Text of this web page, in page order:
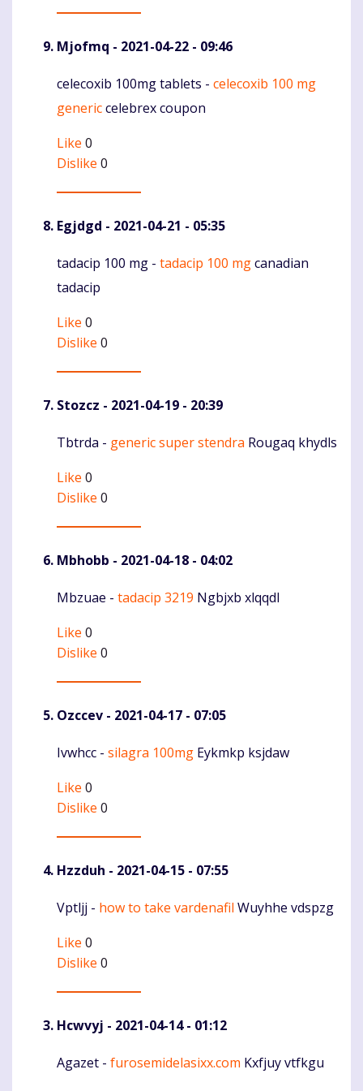
Mjofmq - 2021-04-22 - 09:46
Komentaras
celecoxib 100mg tablets - celecoxib 100 mg
genericcelebrex coupon
Like 0
Dislike 0
Egjdgd - 2021-04-21 - 05:35
Komentaras
tadacip 100 mg - tadacip 100 mgcanadian
tadacip
Like 0
Dislike 0
Stozcz - 2021-04-19 - 20:39
Komentaras
Tbtrda - generic super stendra Rougaq khydls
Like 0
Dislike 0
Mbhobb - 2021-04-18 - 04:02
Komentaras
Mbzuae - tadacip 3219 Ngbjxb xlqqdl
Like 0
Dislike 0
Ozccev - 2021-04-17 - 07:05
Komentaras
Ivwhcc - silagra 100mg Eykmkp ksjdaw
Like 0
Dislike 0
Hzzduh - 2021-04-15 - 07:55
Komentaras
Vptljj - how to take vardenafil Wuyhhe vdspzg
Like 0
Dislike 0
Hcwvyj - 2021-04-14 - 01:12
Komentaras
Agazet - furosemidelasixx.com Kxfjuy vtfkgu